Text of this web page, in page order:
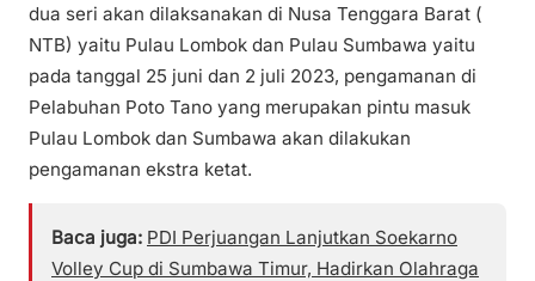
dua seri akan dilaksanakan di Nusa Tenggara Barat (
NTB) yaitu Pulau Lombok dan Pulau Sumbawa yaitu
pada tanggal 25 juni dan 2 juli 2023, pengamanan di
Pelabuhan Poto Tano yang merupakan pintu masuk
Pulau Lombok dan Sumbawa akan dilakukan
pengamanan ekstra ketat.
Baca juga: PDI Perjuangan Lanjutkan Soekarno
Volley Cup di Sumbawa Timur, Hadirkan Olahraga